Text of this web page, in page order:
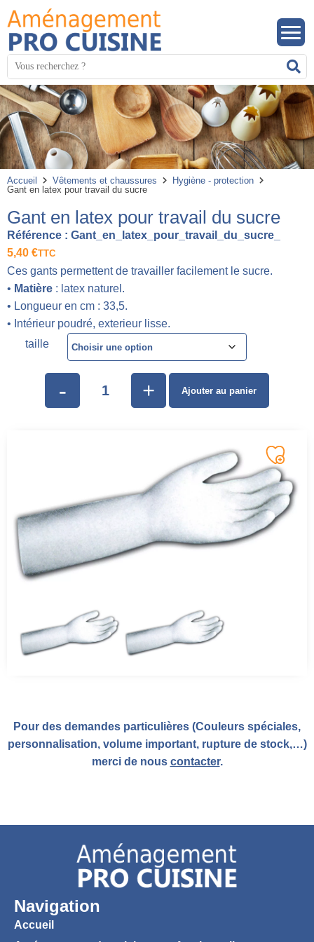
Mots
clés
:
Accueil Vêtements et chaussures
Hygiène - protection
Gant en latex pour travail du sucre
Gant en latex pour travail du sucre
Référence : Gant_en_latex_pour_travail_du_sucre_
5,40 €TTC
Ces gants permettent de travailler facilement le sucre.
• Matière : latex naturel.
• Longueur en cm : 33,5.
• Intérieur poudré, exterieur lisse.
taille
- + Ajouter au panier
Pour des demandes particulières (Couleurs spéciales,
personnalisation, volume important, rupture de stock,…)
merci de nous contacter.
Navigation
Accueil
Panneau de gestion des cookies